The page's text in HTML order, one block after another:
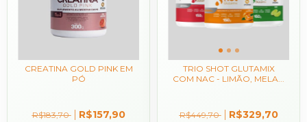
CREATINA GOLD PINK EM
PÓ
R$183,70 R$157,90
TRIO SHOT GLUTAMIX
COM NAC - LIMÃO, MELA...
R$449,70 R$329,70